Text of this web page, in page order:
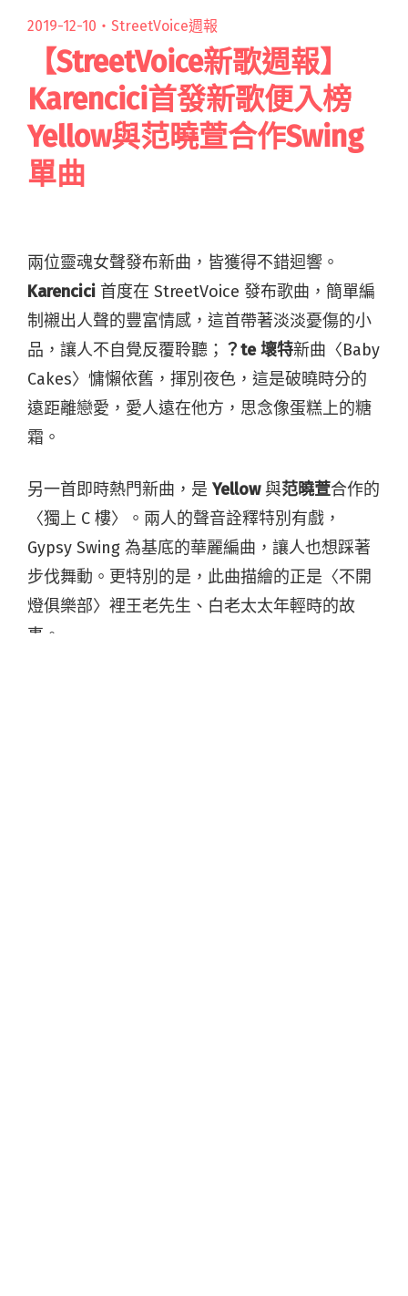
2019-12-10・ StreetVoice週報
【StreetVoice新歌週報】
Karencici首發新歌便入榜
Yellow與范曉萱合作Swing
單曲
兩位靈魂女聲發布新曲，皆獲得不錯迴響。
Karencici 首度在 StreetVoice 發布歌曲，簡單編
制襯出人聲的豐富情感，這首帶著淡淡憂傷的小
品，讓人不自覺反覆聆聽； ？te壞特新曲〈Baby
Cakes〉慵懶依舊，揮別夜色，這是破曉時分的
遠距離戀愛，愛人遠在他方，思念像蛋糕上的糖
霜。
另一首即時熱門新曲，是 Yellow與范曉萱合作的
〈獨上 C 樓〉。兩人的聲音詮釋特別有戲，
Gypsy Swing 為基底的華麗編曲，讓人也想踩著
步伐舞動。更特別的是，此曲描繪的正是〈不開
燈俱樂部〉裡王老先生、白老太太年輕時的故
事。